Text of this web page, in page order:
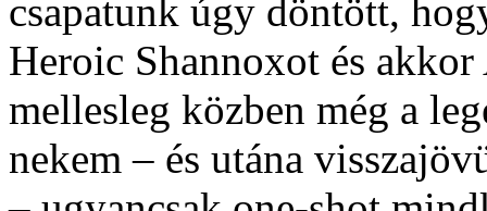
csapatunk úgy döntött,
Heroic Shannoxot és
mellesleg közben még a
nekem – és utána